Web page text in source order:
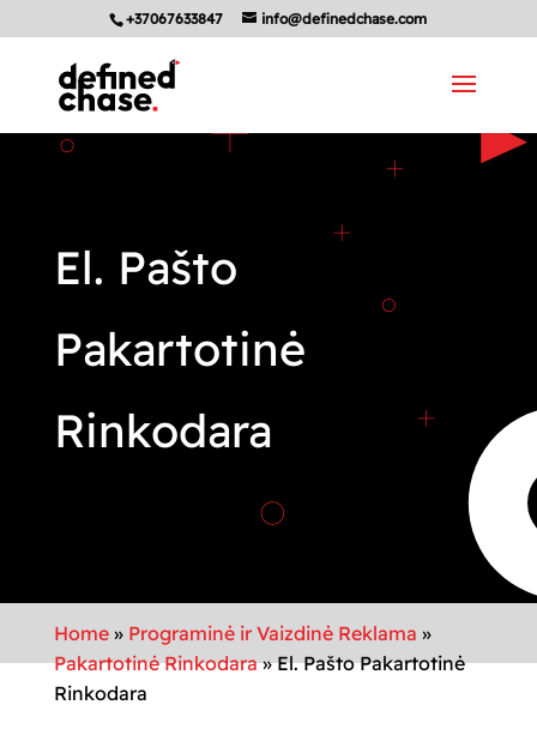
+37067633847 info@definedchase.com
El. Pašto
Pakartotinė
Rinkodara
Home» Programinė ir Vaizdinė Reklama »
Pakartotinė Rinkodara»El. Pašto Pakartotinė
Rinkodara